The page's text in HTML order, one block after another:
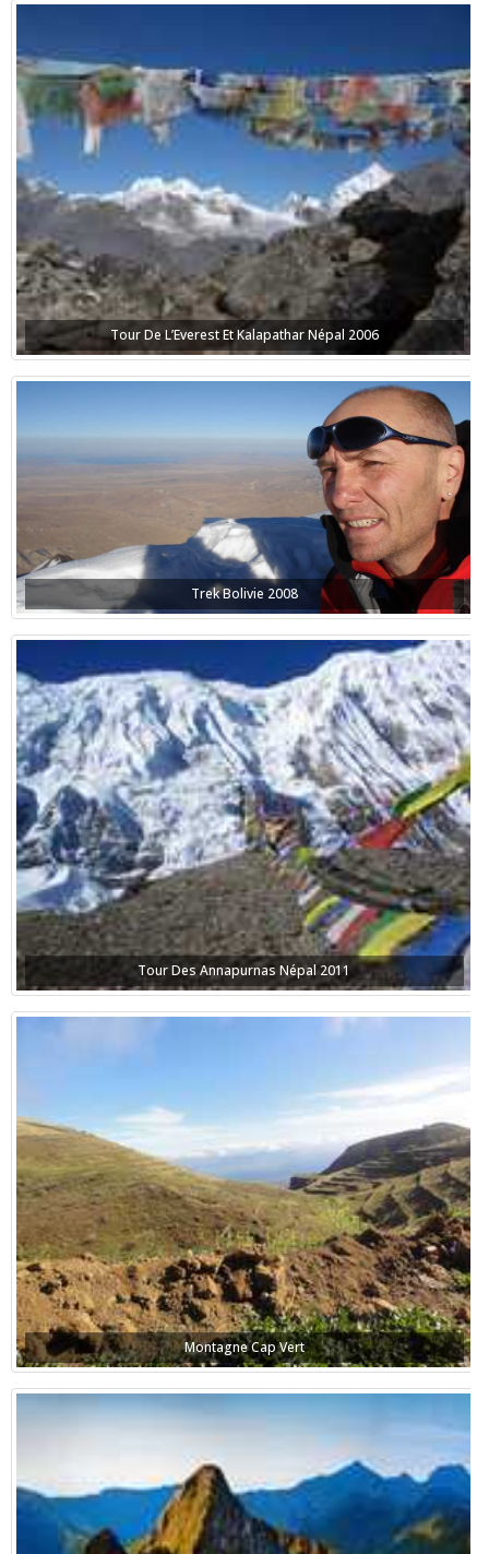
Tour De L’Everest Et Kalapathar Népal 2006
Trek Bolivie 2008
Tour Des Annapurnas Népal 2011
Montagne Cap Vert